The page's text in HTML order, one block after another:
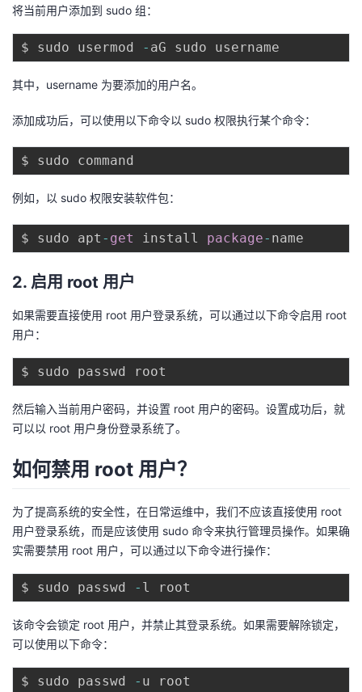
将当前用户添加到 sudo 组：
$ sudo usermod -
其中，username 为要添加的用户名。
添加成功后，可以使用以下命令以 sudo 权限执行某个命令：
例如，以 sudo 权限安装软件包：
$ sudo apt - get install package-
2. 启用 root 用户
如果需要直接使用 root 用户登录系统，可以通过以下命令启用 root
用户：
然后输入当前用户密码，并设置 root 用户的密码。设置成功后，就
可以以 root 用户身份登录系统了。
如何禁用 root 用户？
为了提高系统的安全性，在日常运维中，我们不应该直接使用 root
用户登录系统，而是应该使用 sudo 命令来执行管理员操作。如果确
实需要禁用 root 用户，可以通过以下命令进行操作：
$ sudo passwd -
该命令会锁定 root 用户，并禁止其登录系统。如果需要解除锁定，
可以使用以下命令：
$ sudo passwd -